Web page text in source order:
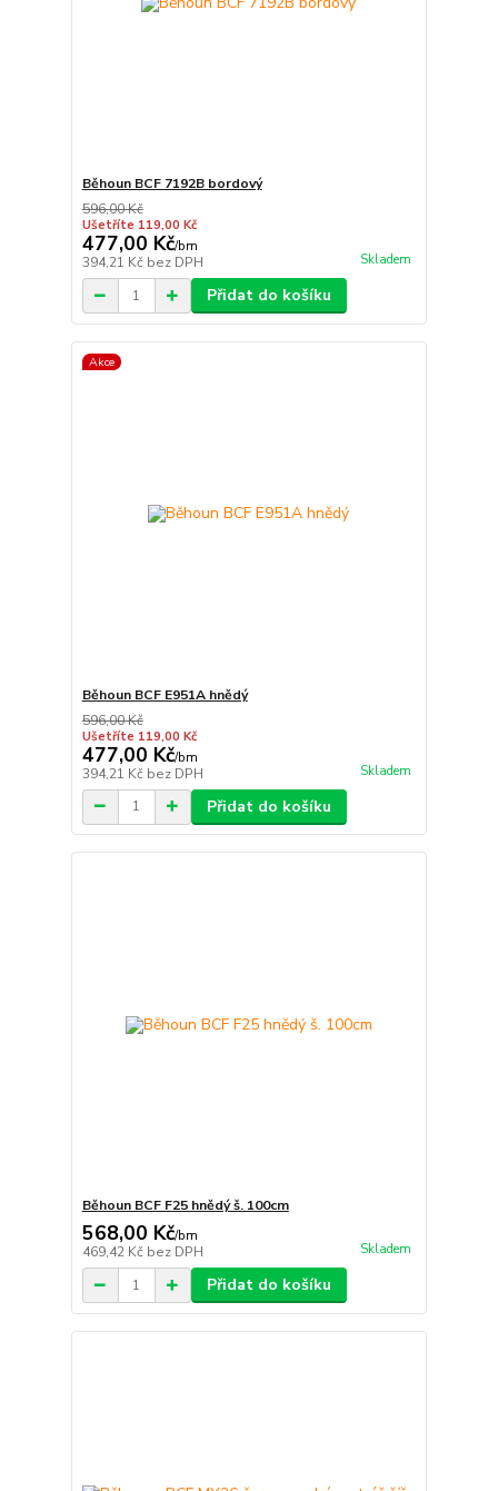
Běhoun BCF 7192B bordový
596,00 Kč
Ušetříte 119,00 Kč
477,00 Kč/bm
394,21 Kč bez DPH Skladem
Přidat do košíku
Akce
Běhoun BCF E951A hnědý
596,00 Kč
Ušetříte 119,00 Kč
477,00 Kč/bm
394,21 Kč bez DPH Skladem
Přidat do košíku
Běhoun BCF F25 hnědý š. 100cm
568,00 Kč/bm
469,42 Kč bez DPH Skladem
Přidat do košíku